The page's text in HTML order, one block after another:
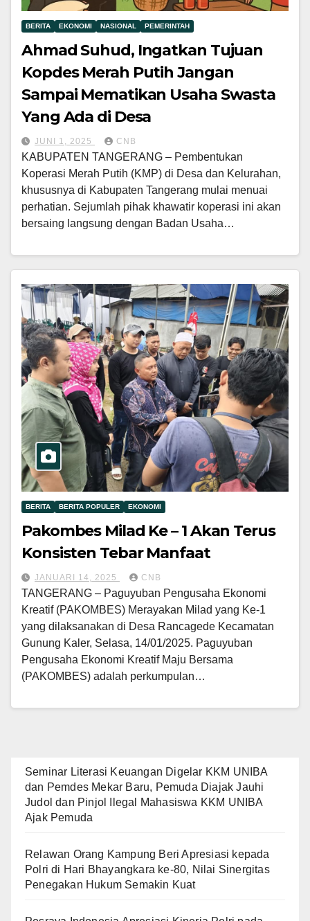
BERITA EKONOMI NASIONAL PEMERINTAH
Ahmad Suhud, Ingatkan Tujuan
Kopdes Merah Putih Jangan
Sampai Mematikan Usaha Swasta
Yang Ada di Desa
JUNI 1, 2025 CNB
KABUPATEN TANGERANG – Pembentukan
Koperasi Merah Putih (KMP) di Desa dan Kelurahan,
khususnya di Kabupaten Tangerang mulai menuai
perhatian. Sejumlah pihak khawatir koperasi ini akan
bersaing langsung dengan Badan Usaha…
BERITA BERITA POPULER EKONOMI
Pakombes Milad Ke – 1 Akan Terus
Konsisten Tebar Manfaat
JANUARI 14, 2025 CNB
TANGERANG – Paguyuban Pengusaha Ekonomi
Kreatif (PAKOMBES) Merayakan Milad yang Ke-1
yang dilaksanakan di Desa Rancagede Kecamatan
Gunung Kaler, Selasa, 14/01/2025. Paguyuban
Pengusaha Ekonomi Kreatif Maju Bersama
(PAKOMBES) adalah perkumpulan…
Seminar Literasi Keuangan Digelar KKM UNIBA
dan Pemdes Mekar Baru, Pemuda Diajak Jauhi
Judol dan Pinjol Ilegal Mahasiswa KKM UNIBA
Ajak Pemuda
Relawan Orang Kampung Beri Apresiasi kepada
Polri di Hari Bhayangkara ke-80, Nilai Sinergitas
Penegakan Hukum Semakin Kuat